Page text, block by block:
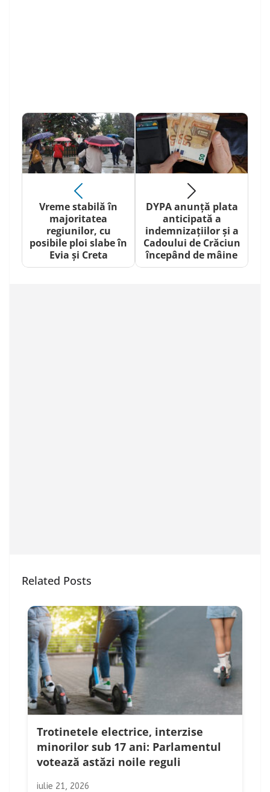
Vreme stabilă în
majoritatea
regiunilor, cu
posibile ploi slabe în
Evia și Creta
DYPA anunță plata
anticipată a
indemnizațiilor și a
Cadoului de Crăciun
începând de mâine
Related Posts
Trotinetele electrice, interzise
minorilor sub 17 ani: Parlamentul
votează astăzi noile reguli
iulie 21, 2026